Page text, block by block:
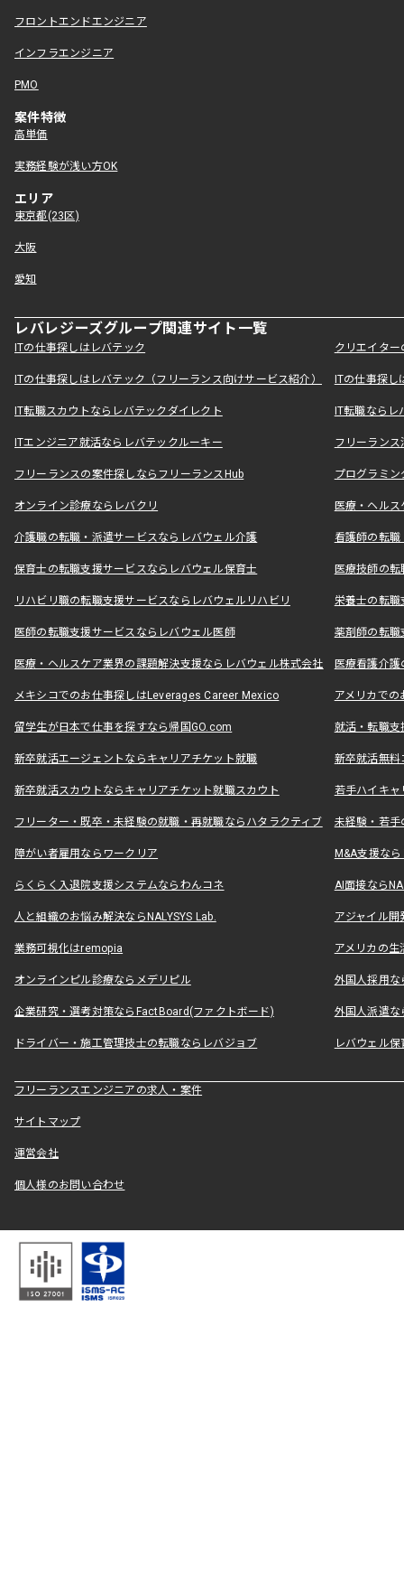
フロントエンドエンジニア
インフラエンジニア
PMO
案件特徴
高単価
実務経験が浅い方OK
エリア
東京都(23区)
大阪
愛知
レバレジーズグループ関連サイト一覧
ITの仕事探しはレバテック クリエイタ
ITの仕事探しはレバテック（フリーランス向けサービス紹介） ITの仕事探
IT転職スカウトならレバテックダイレクト IT転職なら
ITエンジニア就活ならレバテックルーキー フリーラン
フリーランスの案件探しならフリーランスHub プログラミ
オンライン診療ならレバクリ 医療・ヘル
介護職の転職・派遣サービスならレバウェル介護 看護師の転
保育士の転職支援サービスならレバウェル保育士 医療技師の
リハビリ職の転職支援サービスならレバウェルリハビリ 栄養士の転
医師の転職支援サービスならレバウェル医師 薬剤師の転
医療・ヘルスケア業界の課題解決支援ならレバウェル株式会社 医療看護介
メキシコでのお仕事探しはLeverages Career Mexico アメリカで
留学生が日本で仕事を探すなら帰国GO.com 就活・転職
新卒就活エージェントならキャリアチケット就職 新卒就活無料
新卒就活スカウトならキャリアチケット就職スカウト 若手ハイキ
フリーター・既卒・未経験の就職・再就職ならハタラクティブ 未経験・若手
障がい者雇用ならワークリア M&A支援な
らくらく入退院支援システムならわんコネ AI面接なら
人と組織のお悩み解決ならNALYSYS Lab. アジャイル
業務可視化はremopia アメリカの
オンラインピル診療ならメデリピル 外国人採用
企業研究・選考対策ならFactBoard(ファクトボード) 外国人派遣な
ドライバー・施工管理技士の転職ならレバジョブ レバウェル
フリーランスエンジニアの求人・案件
サイトマップ
運営会社
個人様のお問い合わせ